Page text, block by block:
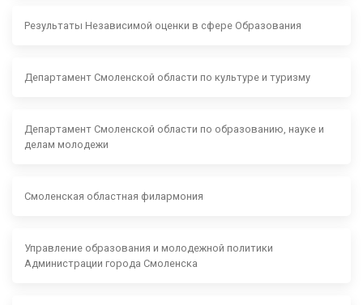
Результаты Независимой оценки в сфере Образования
Департамент Смоленской области по культуре и туризму
Департамент Смоленской области по образованию, науке и
делам молодежи
Смоленская областная филармония
Управление образования и молодежной политики
Администрации города Смоленска